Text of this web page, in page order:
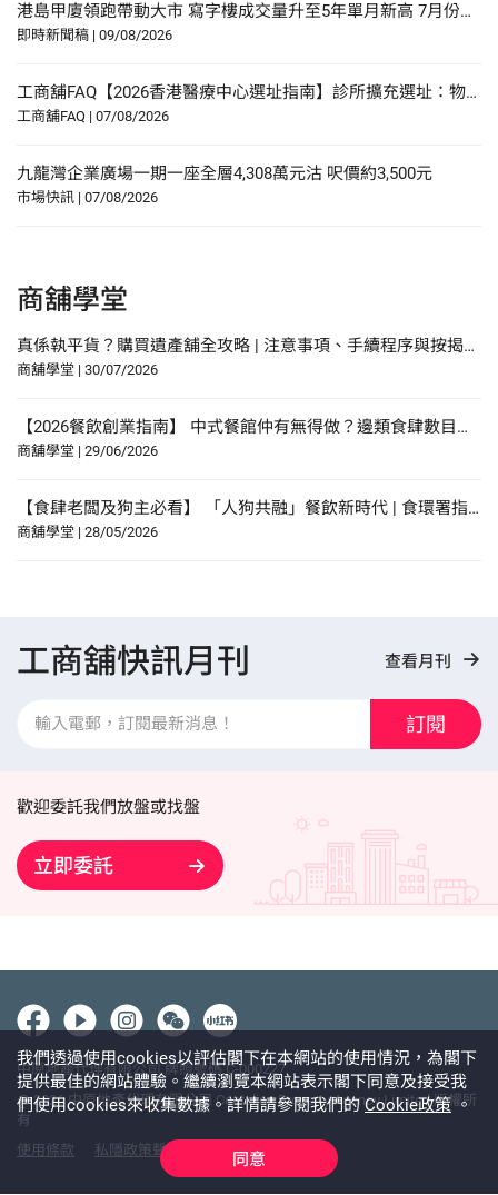
港島甲廈領跑帶動大市 寫字樓成交量升至5年單月新高 7月份工商舖買賣成交錄430宗 連續3月維持逾400宗
即時新聞稿 | 09/08/2026
工商舖FAQ【2026香港醫療中心選址指南】診所擴充選址：物業要求、人流分析與合規要點
工商舖FAQ | 07/08/2026
九龍灣企業廣場一期一座全層4,308萬元沽 呎價約3,500元
市場快訊 | 07/08/2026
商舖學堂
真係執平貨？購買遺產舖全攻略 | 注意事項、手續程序與按揭申請指南
商舖學堂 | 30/07/2026
【2026餐飲創業指南】 中式餐館仲有無得做？邊類食肆數目增幅最多？研究報告中尋找餐飲創業貼士？
商舖學堂 | 29/06/2026
【食肆老闆及狗主必看】 「人狗共融」餐飲新時代 | 食環署指引懶人包！
商舖學堂 | 28/05/2026
工商舖快訊月刊 查看月刊
訂閱
歡迎委託我們放盤或找盤
立即委託
中原地產代理有限公司 牌照號碼 C-000227
@ 2026 中原地產代理有限公司 Centaline Property Agency Limited 版權所
有
使用條款
私隱政策聲明 免責聲明
我們透過使用cookies以評估閣下在本網站的使用情況，為閣下
提供最佳的網站體驗。繼續瀏覽本網站表示閣下同意及接受我
們使用cookies來收集數據。詳情請參閱我們的Cookie政策。
同意